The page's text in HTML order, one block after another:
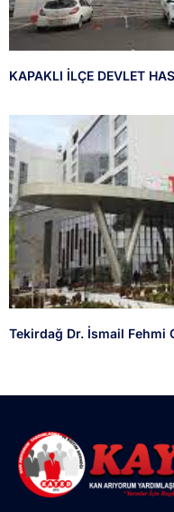
KAPAKLI İLÇE DEVLET
Tekirdağ Dr. İsmail Fehmi